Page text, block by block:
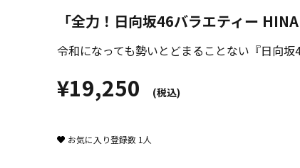
「全力！日向坂46バラエティー
令和になっても勢いとどまることない『日向
¥19,250 (税込)
お気に入り登録数 1 人